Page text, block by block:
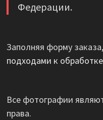
Федерации.
Заполняя форму
подходами к
Все фотографии
права.